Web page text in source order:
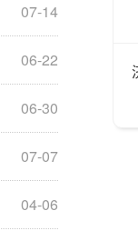
07-14
06-22
06-30
07-07
04-06